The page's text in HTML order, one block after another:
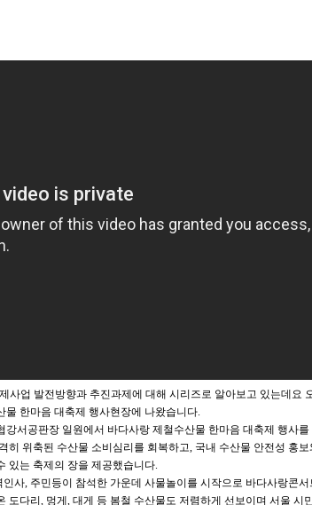
사업 발전방향과 추진과제에 대해 시리즈로 알아보고 있는데요
물 한마음 대축제 행사현장에 나왔습니다.
강서공판장 일원에서 바다사랑 제철수산물 한마음 대축제 행사
히 위축된 수산물 소비심리를 회복하고, 국내 수산물 안전성 홍
있는 축제의 장을 제공했습니다.
사, 주민등이 참석한 가운데 사물놀이를 시작으로 바다사랑콘
도다리, 멍게, 대게 등 봄철 수산물도 저렴하게 선보이며 서울 시